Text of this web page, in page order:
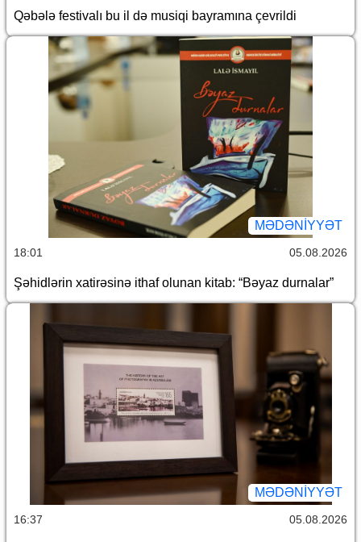
Qəbələ festivalı bu il də musiqi bayramına çevrildi
MƏDƏNIYYƏT
18:01 05.08.2026
Şəhidlərin xatirəsinə ithaf olunan kitab: “Bəyaz durnalar”
MƏDƏNIYYƏT
16:37 05.08.2026